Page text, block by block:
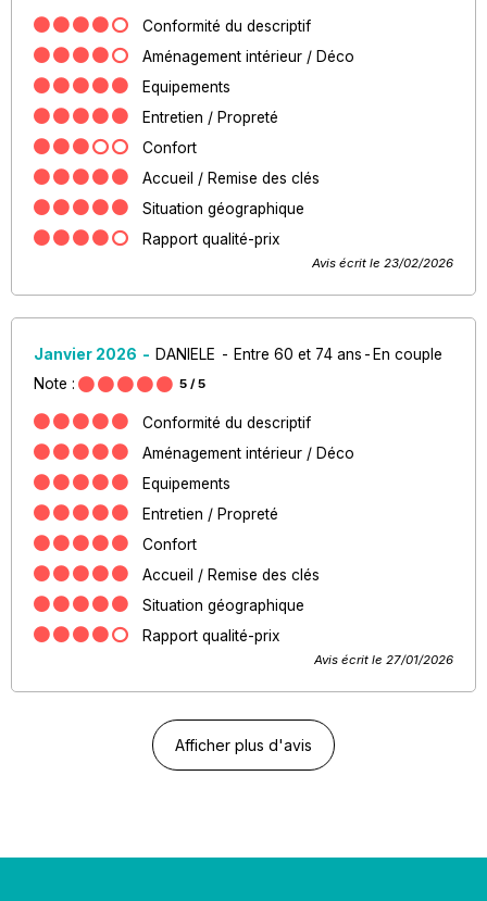
Conformité du descriptif
Aménagement intérieur / Déco
Equipements
Entretien / Propreté
Confort
Accueil / Remise des clés
Situation géographique
Rapport qualité-prix
Avis écrit le 23/02/2026
Janvier 2026 DANIELE Entre 60 et 74 ans
En couple
Note :
5 / 5
Conformité du descriptif
Aménagement intérieur / Déco
Equipements
Entretien / Propreté
Confort
Accueil / Remise des clés
Situation géographique
Rapport qualité-prix
Avis écrit le 27/01/2026
Afficher plus d'avis